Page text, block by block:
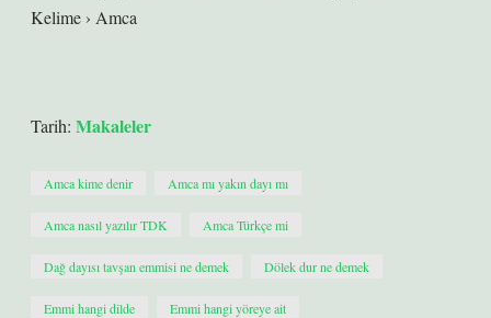
Kelime › Amca
Tarih: Makaleler
Amca kime denir Amca mı yakın dayı mı
Amca nasıl yazılır TDK Amca Türkçe mi
Dağ dayısı tavşan emmisi ne demek Dölek dur ne demek
Emmi hangi dilde Emmi hangi yöreye ait